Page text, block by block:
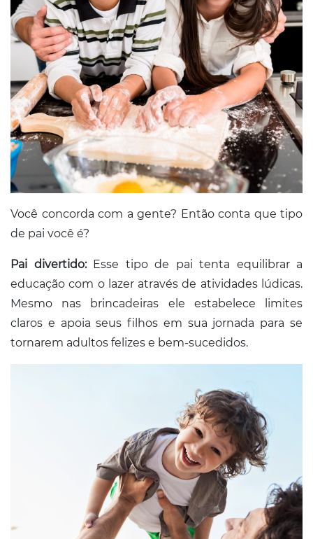
Você concorda com a gente? Então conta que tipo
de pai você é?
Pai divertido:Esse tipo de pai tenta equilibrar a
educação com o lazer através de atividades lúdicas.
Mesmo nas brincadeiras ele estabelece limites
claros e apoia seus filhos em sua jornada para se
tornarem adultos felizes e bem-sucedidos.